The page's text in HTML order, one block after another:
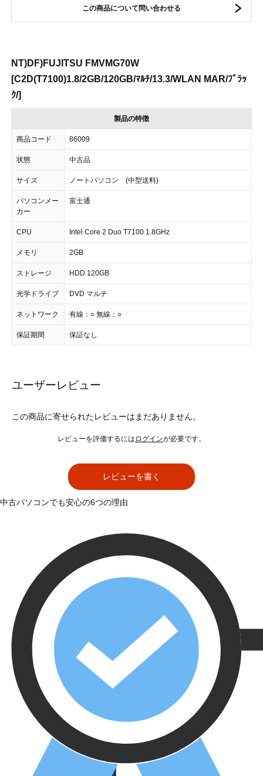
この商品について問い合わせる
NT)DF)FUJITSU FMVMG70W
[C2D(T7100)1.8/2GB/120GB/ﾏﾙﾁ/13.3/WLAN MAR/ﾌﾞﾗｯ
ｸ/]
製品の特徴
商品コード 86009
状態 中古品
サイズ ノートパソコン (中型送料)
パソコンメー
カー
富士通
CPU Intel Core 2 Duo T7100 1.8GHz
メモリ 2GB
ストレージ HDD 120GB
光学ドライブ DVD マルチ
ネットワーク 有線：○ 無線：○
保証期間 保証なし
ユーザーレビュー
この商品に寄せられたレビューはまだありません。
レビューを評価するには ログインが必要です。
レビューを書く
中古パソコンでも安心の6つの理由